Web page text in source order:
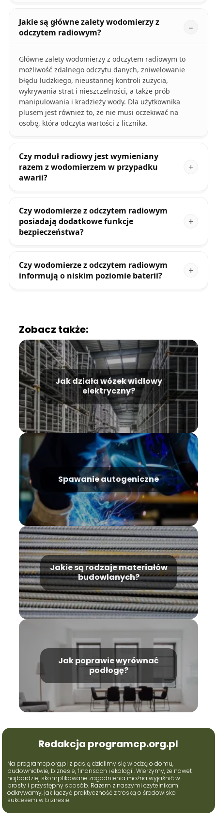
Jakie są główne zalety wodomierzy z
odczytem radiowym?
Główne zalety wodomierzy z odczytem radiowym to
możliwość zdalnego odczytu danych, zniwelowanie
błędu ludzkiego, nieustannej kontroli zużycia,
wykrywania strat i nieszczelności, a także prób
manipulowania i kradzieży wody. Dla użytkownika
plusem jest również to, że nie musi oczekiwać na
osobę, która odczyta wartości z licznika.
Czy moduł radiowy jest wymieniany
razem z wodomierzem w przypadku
awarii?
Czy wodomierze z odczytem radiowym
posiadają dodatkowe funkcje
bezpieczeństwa?
Czy wodomierze z odczytem radiowym
informują o niskim poziomie baterii?
Zobacz także:
Jak działa wózek widłowy
elektryczny?
Spawanie autogeniczne
Jakie są rodzaje materiałów
budowlanych?
Jak poprawie wyrównać
podłogę?
Redakcja programcp.org.pl
Na programcp.org.pl z pasją dzielimy się wiedzą o domu,
budownictwie, biznesie, finansach i ekologii. Wierzymy, że nawet
najbardziej skomplikowane zagadnienia można wyjaśnić w
prosty i przystępny sposób. Razem z naszymi czytelnikami
odkrywamy, jak łączyć praktyczność z troską o środowisko i
sukcesem w biznesie.